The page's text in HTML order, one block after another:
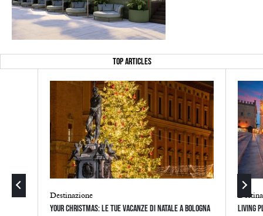
TOP ARTICLES
Destinazione
Your Christmas: le tue vacanze di Natale a Bologna
Living